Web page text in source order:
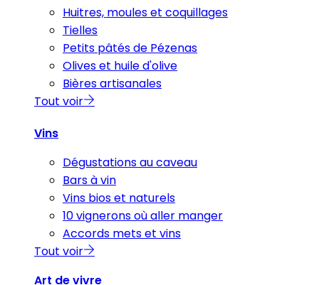
Huitres, moules et coquillages
Tielles
Petits pâtés de Pézenas
Olives et huile d'olive
Bières artisanales
Tout voir
Vins
Dégustations au caveau
Bars à vin
Vins bios et naturels
10 vignerons où aller manger
Accords mets et vins
Tout voir
Art de vivre